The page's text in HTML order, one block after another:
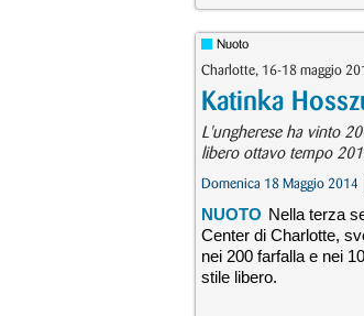
Nuoto
Charlotte, 16-18 maggio
Katinka
L'ungherese ha vinto
libero ottavo tempo
Domenica 18 Maggio 2014
NUOTO Nella terza
Center di Charlotte,
nei 200 farfalla e nei
stile libero.